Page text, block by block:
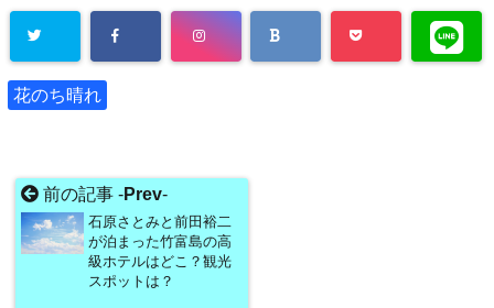
花のち晴れ
前の記事 -Prev-
石原さとみと前田裕二
が泊まった竹富島の高
級ホテルはどこ？観光
スポットは？